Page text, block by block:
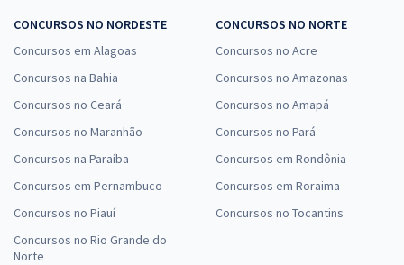
CONCURSOS NO NORDESTE
Concursos em Alagoas
Concursos na Bahia
Concursos no Ceará
Concursos no Maranhão
Concursos na Paraíba
Concursos em Pernambuco
Concursos no Piauí
Concursos no Rio Grande do
Norte
CONCURSOS NO NORTE
Concursos no Acre
Concursos no Amazonas
Concursos no Amapá
Concursos no Pará
Concursos em Rondônia
Concursos em Roraima
Concursos no Tocantins